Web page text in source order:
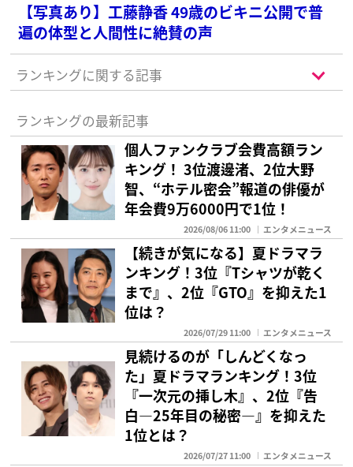
【写真あり】工藤静香 49歳のビキニ公開で普
遍の体型と人間性に絶賛の声
ランキングに関する記事
ランキングの最新記事
個人ファンクラブ会費高額ラン
キング！ 3位渡邊渚、2位大野
智、“ホテル密会”報道の俳優が
年会費9万6000円で1位！
2026/08/06 11:00 エンタメニュース
【続きが気になる】夏ドラマラ
ンキング！3位『Tシャツが乾く
まで』、2位『GTO』を抑えた1
位は？
2026/07/29 11:00 エンタメニュース
見続けるのが「しんどくなっ
た」夏ドラマランキング！3位
『一次元の挿し木』、2位『告
白―25年目の秘密―』を抑えた
1位とは？
2026/07/27 11:00 エンタメニュース